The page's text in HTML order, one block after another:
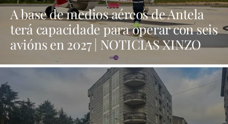
A base de medios aéreos de Antela
terá capacidade para operar con seis
avións en 2027 | NOTICIAS XINZO